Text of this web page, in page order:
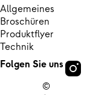
Allgemeines
Broschüren
Produktflyer
Technik
Folgen Sie uns
©